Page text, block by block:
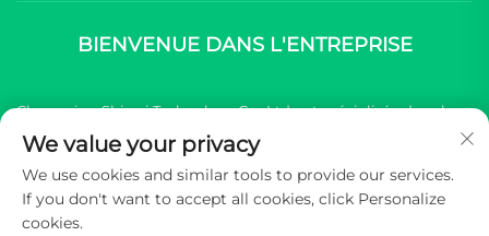
BIENVENUE DANS L'ENTREPRISE
Chongqing Shiwei Technology Co., Ltd. est spécialisée dans la
fourniture de composants complets pour les marques chinoises
de véhicules d'énergie nouvelle (NEV).
We value your privacy
We use cookies and similar tools to provide our services.
If you don't want to accept all cookies, click Personalize
cookies.